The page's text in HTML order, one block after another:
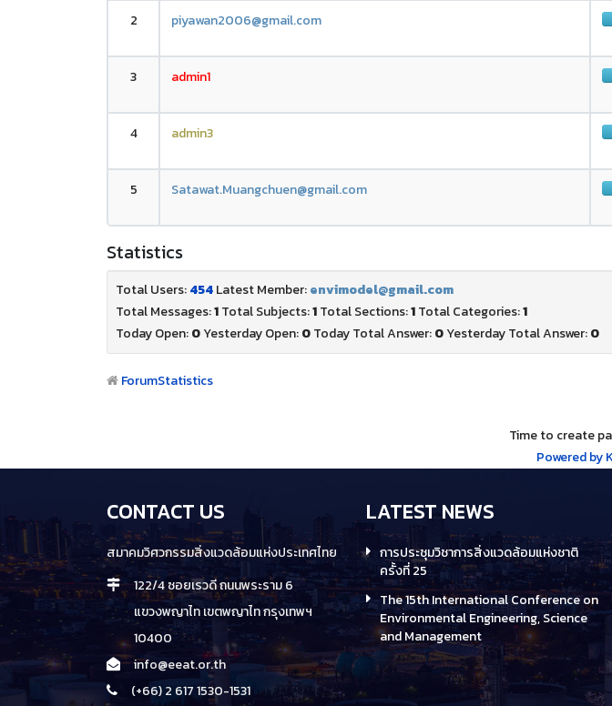
2 piyawan2006@gmail.com
3 admin1
4 admin3
5 Satawat.Muangchuen@gmail.com
Statistics
Total Users:454Latest Member:envimodel@gmail.com
Total Messages:1Total Subjects:1Total Sections:1Total Categories:1
Today Open:0Yesterday Open:0Today Total Answer:0Yesterday Total Answer:0
ForumStatistics
Time to create
Powered by
CONTACT US
สมาคมวิศวกรรมสิ่งแวดล้อมแห่งประเทศไทย
122/4 ซอยเรวดี ถนนพระราม 6
แขวงพญาไท เขตพญาไท กรุงเทพฯ
10400
info@eeat.or.th
(+66) 2 617 1530-1531
LATEST NEWS
การประชุมวิชาการสิ่งแวดล้อมแห่งชาติ
ครั้งที่ 25
The 15th International Conference on
Environmental Engineering, Science
and Management